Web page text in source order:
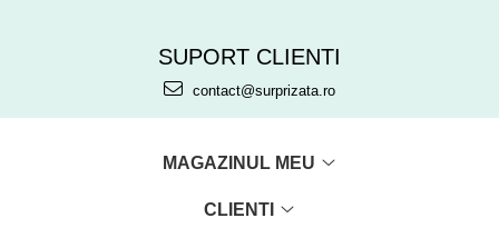
SUPORT CLIENTI
contact@surprizata.ro
MAGAZINUL MEU
CLIENTI